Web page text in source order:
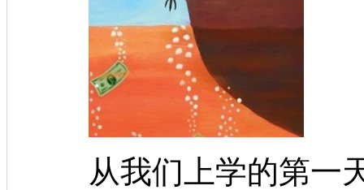
从我们上学的第一